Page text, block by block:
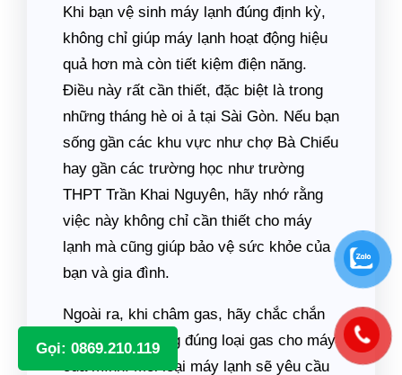
Gọi: 0869.210.119
Khi bạn vệ sinh máy lạnh đúng định kỳ,
không chỉ giúp máy lạnh hoạt động hiệu
quả hơn mà còn tiết kiệm điện năng.
Điều này rất cần thiết, đặc biệt là trong
những tháng hè oi ả tại Sài Gòn. Nếu bạn
sống gần các khu vực như chợ Bà Chiểu
hay gần các trường học như trường
THPT Trần Khai Nguyên, hãy nhớ rằng
việc này không chỉ cần thiết cho máy
lạnh mà cũng giúp bảo vệ sức khỏe của
bạn và gia đình.
Ngoài ra, khi châm gas, hãy chắc chắn
rằng bạn sử dụng đúng loại gas cho máy
của mình. Mỗi loại máy lạnh sẽ yêu cầu